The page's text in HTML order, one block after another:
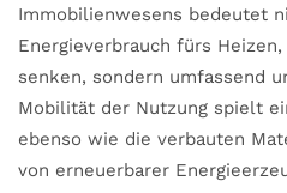
Immobilienwesens bedeutet
Energieverbrauch fürs
senken, sondern umfassend
Mobilität der Nutzung spielt
ebenso wie die verbauten
von erneuerbarer